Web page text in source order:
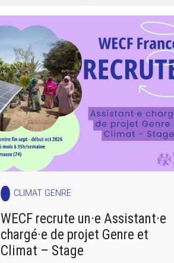
CLIMAT GENRE
WECF recrute un·e Assistant·e
chargé·e de projet Genre et
Climat – Stage